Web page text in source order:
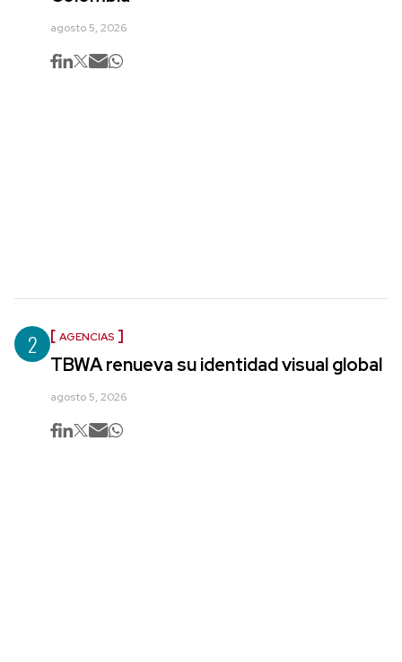
agosto 5, 2026
2 AGENCIAS
TBWA renueva su identidad visual global
agosto 5, 2026